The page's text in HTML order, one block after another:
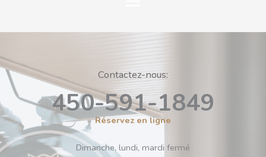
Contactez-nous:
450-591-1849
Réservez en ligne
Dimanche, lundi, mardi fermé